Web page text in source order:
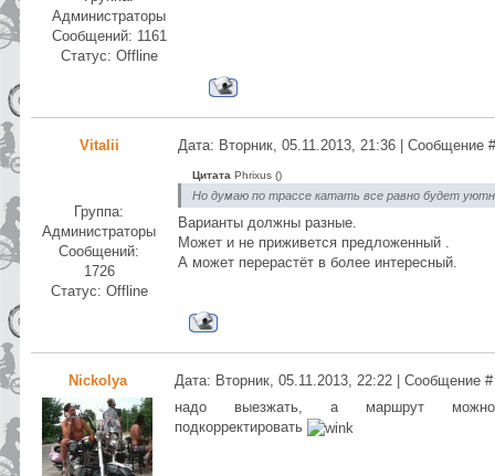
Администраторы
Сообщений: 1161
Статус: Offline
Vitalii Дата: Вторник, 05.11.2013, 21:36 | Сообщение
Группа:
Администраторы
Сообщений:
1726
Статус: Offline
Цитата Phrixus ()
Но думаю по трассе катать все равно будет
Варианты должны разные.
Может и не приживется предложенный .
А может перерастёт в более интересный.
Nickolya Дата: Вторник, 05.11.2013, 22:22 | Сообщение
надо выезжать, а маршрут
подкорректировать